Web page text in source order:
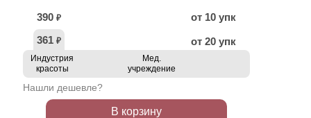
390 ₽
от 10 упк
361 ₽ от 20 упк
Индустрия
красоты
Мед.
учреждение
Нашли дешевле?
В корзину